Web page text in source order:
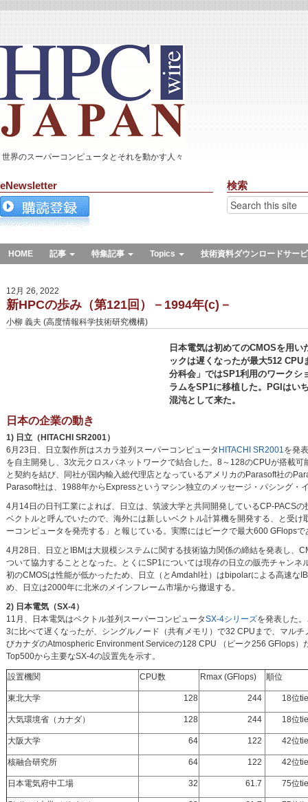
世界のスーパーコンピュータとそれを動かす人々
eNewsletter 検索
HOME 記事 特集記事 Topics 技術資料ダウンロードサー
12月 26, 2022
新HPCの歩み（第121回）－1994年(c)－
小柳 義夫 (高度情報科学技術研究機構)
日本電気は初めてのCMOSを用
ックは遅くなったが最大512
分科会」ではSP1利用のワークシ
ラムをSP1に移植した。PGIはい
混沌として来た。
日本の企業の動き
1) 日立（HITACHI SR2001）
6月23日、日立製作所はスカラ並列スーパーコンピュータ HITACHI SR2001を発
を自主開発し、3次元クロスバネットワークで結合した。8～128のCPUが搭載
と契約を結び、同社が国内輸入総代理店となっているアメリカのParasoft社の
Parasoft社は、1988年からExpressというマシン独立のメッセージ・パシング・
4月14日の日刊工業によれば、日立は、筑波大学と共同開発しているCP-PACS
ベクトルと呼んでいたので、海外には新しいベクトル計算機を開発する、と受
ーコンピュータを発売する」と報じている。実際にはピークで最大600 GFlops
4月28日、日立とIBMは大規模システムに関する技術協力関係の締結を発表し、
ついて協力することとなった。とくにSP1については現存の日立の販売チャン
初のCMOSは性能が低かったため、日立（とAmdahl社）はbipolarによる高速
め、日立は2000年に北米のメインフレーム市場から撤退する。
2) 日本電気（SX-4）
11月、日本電気はベクトル並列スーパーコンピュータSX-4シリーズを発表した
3に比べて遅くなったが、シングルノード（共有メモリ）で32 CPUまで、マル
びカナダのAtmospheric Environment Serviceの128 CPU （ピーク256 GFlops
Top500から主要なSX-4の設置先を示す。
設置機関 CPU数 Rmax (GFlops) 順位
東北大学 128 244 18位tie
大気環境省（カナダ） 128 244 18位tie
大阪大学 64 122 42位tie
核融合研究所 64 122 42位tie
日本電気府中工場 32 61.7 75位tie